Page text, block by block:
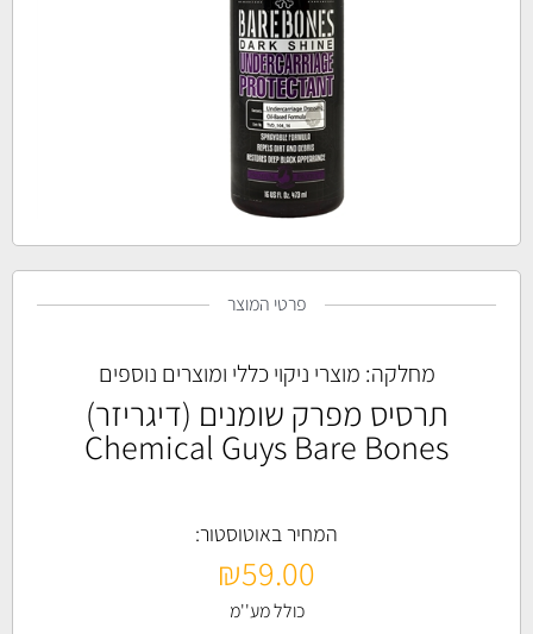
פרטי המוצר
מחלקה: מוצרי ניקוי כללי ומוצרים נוספים
תרסיס מפרק שומנים (דיגריזר)
Chemical Guys Bare Bones
המחיר באוטוסטור:
₪59.00
כולל מע''מ